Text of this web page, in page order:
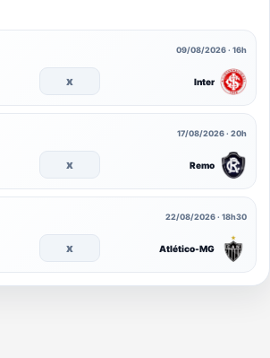
09/08/2026 · 16h
x Inter
17/08/2026 · 20h
x Remo
22/08/2026 · 18h30
x Atlético-MG